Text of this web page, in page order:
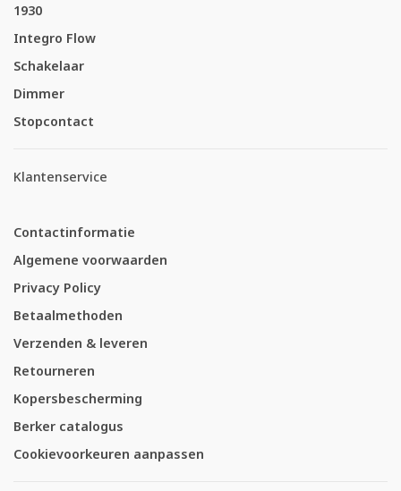
1930
Integro Flow
Schakelaar
Dimmer
Stopcontact
Klantenservice
Contactinformatie
Algemene voorwaarden
Privacy Policy
Betaalmethoden
Verzenden & leveren
Retourneren
Kopersbescherming
Berker catalogus
Cookievoorkeuren aanpassen